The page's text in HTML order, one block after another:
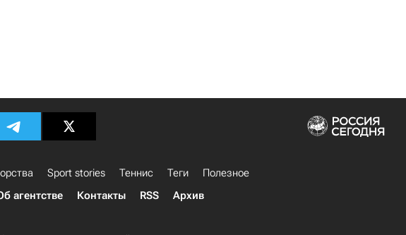
Sport stories Теннис Теги
Полезное
агентстве Контакты RSS Архив